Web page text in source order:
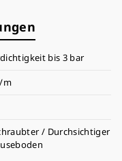
bis 3 bar
m
/ Durchsichtiger